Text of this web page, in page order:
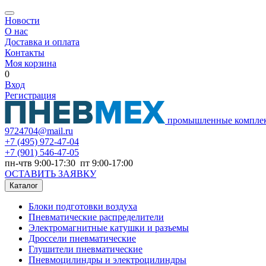
Новости
О нас
Доставка и оплата
Контакты
Моя корзина
0
Вход
Регистрация
промышленные
9724704@mail.ru
+7 (495) 972-47-04
+7 (901) 546-47-05
пн-чтв 9:00-17:30 пт 9:00-17:00
ОСТАВИТЬ ЗАЯВКУ
Каталог
Блоки подготовки воздуха
Пневматические распределители
Электромагнитные катушки и разъемы
Дроссели пневматические
Глушители пневматические
Пневмоцилиндры и электроцилиндры